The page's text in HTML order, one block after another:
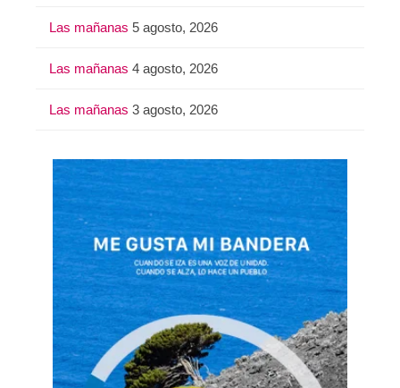
Las mañanas 5 agosto, 2026
Las mañanas 4 agosto, 2026
Las mañanas 3 agosto, 2026